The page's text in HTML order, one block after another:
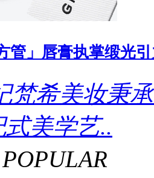
管」唇膏执掌缎光
梵希美妆秉
美学艺..